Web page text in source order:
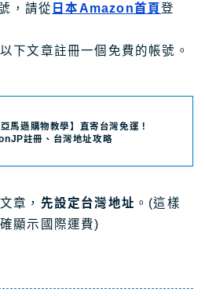
，請從 日本Amazon首頁登
下文章註冊一個免費的帳號。
亞馬遜購物教學】直寄台灣免運！
註冊、台灣地址攻略
章， 先設定台灣地址 。(這樣
顯示國際運費)